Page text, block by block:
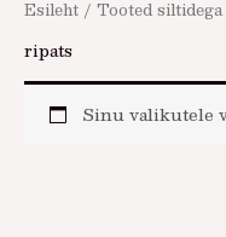
Esileht / Tooted siltidega
ripats
Sinu valikutele